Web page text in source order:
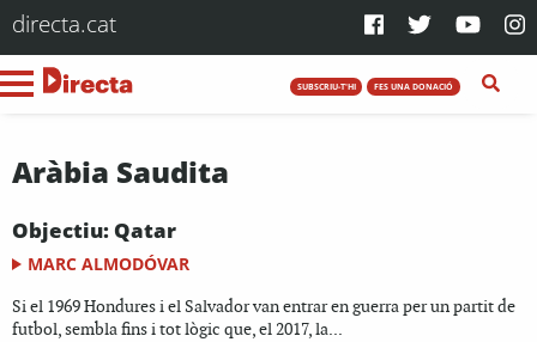
directa.cat
SUBSCRIU-T'HI FES UNA DONACIÓ
Aràbia Saudita
Objectiu: Qatar
MARC ALMODÓVAR
Si el 1969 Hondures i el Salvador van entrar en guerra per un partit de
futbol, sembla fins i tot lògic que, el 2017, la...